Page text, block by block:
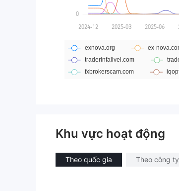
Khu vực hoạt động
Theo quốc gia Theo công ty